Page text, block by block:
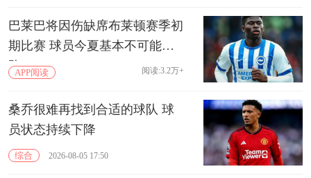
巴莱巴将因伤缺席布莱顿赛季初
期比赛 球员今夏基本不可能离
队APP阅读 阅读:3.2万+
桑乔很难再找到合适的球队 球
员状态持续下降
综合 2026-08-05 17:50